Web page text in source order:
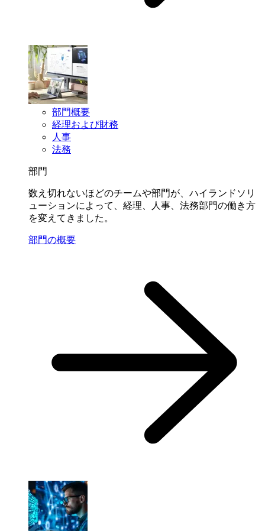
部門概要
経理および財務
人事
法務
部門
数え切れないほどのチームや部門が、ハイランドソリ
ューションによって、経理、人事、法務部門の働き方
を変えてきました。
部門の概要